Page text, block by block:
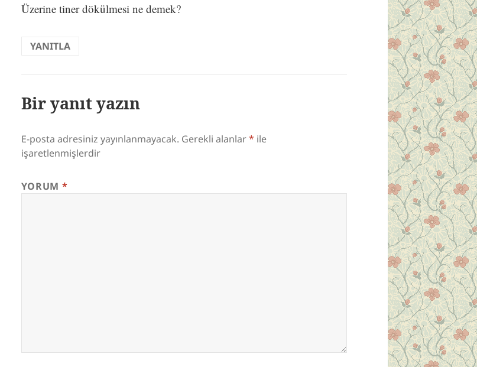
Üzerine tiner dökülmesi ne demek?
YANITLA
Bir yanıt yazın
E-posta adresiniz yayınlanmayacak. Gerekli alanlar* ile
işaretlenmişlerdir
YORUM *